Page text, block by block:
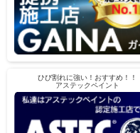
ひび割れに強い！おすすめ！！
アステックペイント